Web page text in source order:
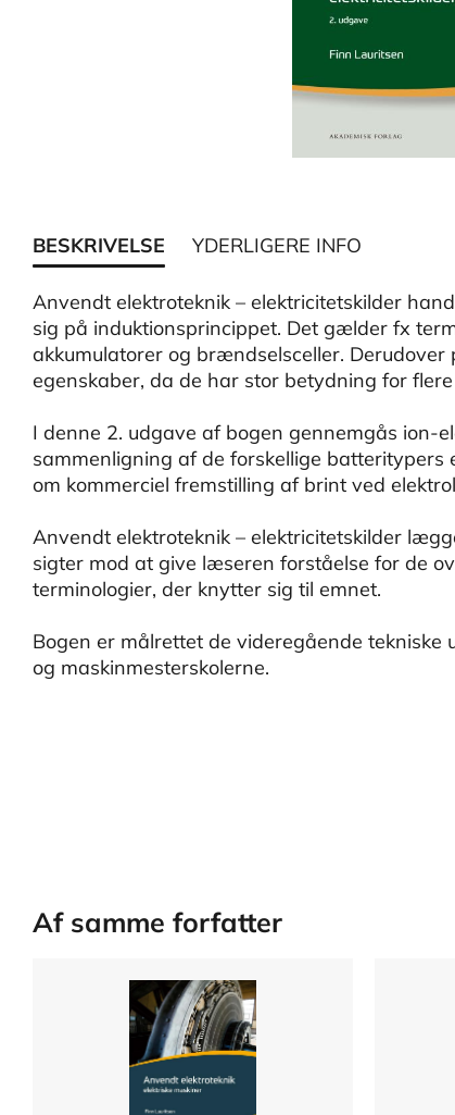
BESKRIVELSE YDERLIGERE INFO
Anvendt elektroteknik – elektricitetskilder
sig på induktionsprincippet. Det gælder fx
akkumulatorer og brændselsceller.
egenskaber, da de har stor betydning for
I denne 2. udgave af bogen gennemgås ion-
sammenligning af de forskellige
om kommerciel fremstilling af brint ved
Anvendt elektroteknik – elektricitetskilder
sigter mod at give læseren forståelse for de
terminologier, der knytter sig til emnet.
Bogen er målrettet de videregående
og maskinmesterskolerne.
Af samme forfatter